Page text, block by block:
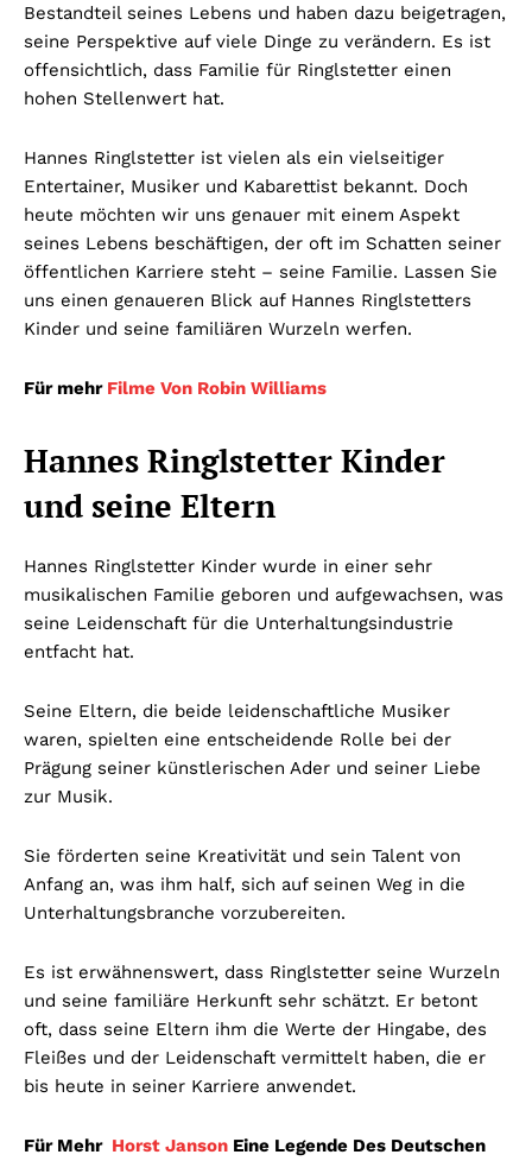
Bestandteil seines Lebens und haben dazu beigetragen,
seine Perspektive auf viele Dinge zu verändern. Es ist
offensichtlich, dass Familie für Ringlstetter einen
hohen Stellenwert hat.
Hannes Ringlstetter ist vielen als ein vielseitiger
Entertainer, Musiker und Kabarettist bekannt. Doch
heute möchten wir uns genauer mit einem Aspekt
seines Lebens beschäftigen, der oft im Schatten seiner
öffentlichen Karriere steht – seine Familie. Lassen Sie
uns einen genaueren Blick auf Hannes Ringlstetters
Kinder und seine familiären Wurzeln werfen.
Für mehr Filme Von Robin Williams
Hannes Ringlstetter Kinder
und seine Eltern
Hannes Ringlstetter Kinder wurde in einer sehr
musikalischen Familie geboren und aufgewachsen, was
seine Leidenschaft für die Unterhaltungsindustrie
entfacht hat.
Seine Eltern, die beide leidenschaftliche Musiker
waren, spielten eine entscheidende Rolle bei der
Prägung seiner künstlerischen Ader und seiner Liebe
zur Musik.
Sie förderten seine Kreativität und sein Talent von
Anfang an, was ihm half, sich auf seinen Weg in die
Unterhaltungsbranche vorzubereiten.
Es ist erwähnenswert, dass Ringlstetter seine Wurzeln
und seine familiäre Herkunft sehr schätzt. Er betont
oft, dass seine Eltern ihm die Werte der Hingabe, des
Fleißes und der Leidenschaft vermittelt haben, die er
bis heute in seiner Karriere anwendet.
Für Mehr Horst Janson Eine Legende Des Deutschen